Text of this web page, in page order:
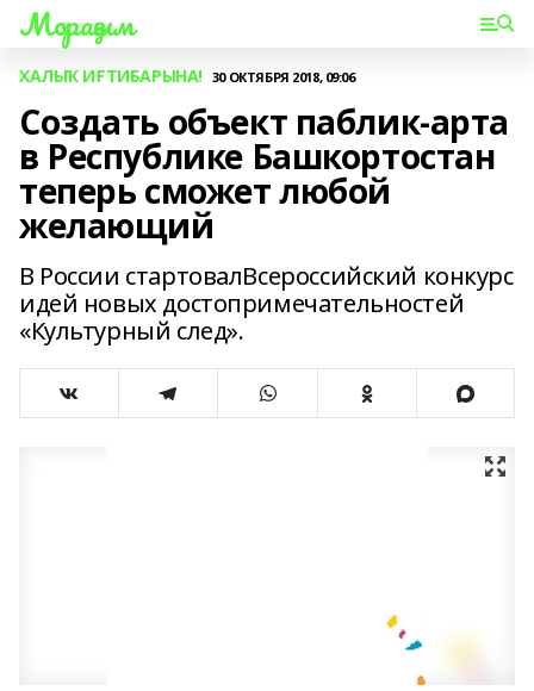
Мораҙым
ХАЛЫҠ ИҒТИБАРЫНА! 30 ОКТЯБРЯ 2018, 09:06
Создать объект паблик-арта
в Республике Башкортостан
теперь сможет любой
желающий
В России стартовалВсероссийский конкурс
идей новых достопримечательностей
«Культурный след».